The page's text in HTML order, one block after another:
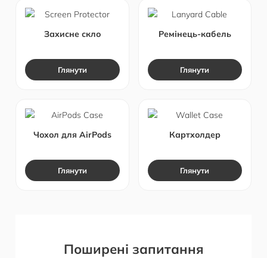
Захисне скло
Глянути
Ремінець-кабель
Глянути
Чохол для AirPods
Глянути
Картхолдер
Глянути
Поширені запитання